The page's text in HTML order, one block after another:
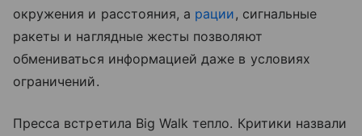
окружения и расстояния, а рации , сигнальные
ракеты и наглядные жесты позволяют
обмениваться информацией даже в условиях
ограничений.
Пресса встретила Big Walk тепло. Критики назвали